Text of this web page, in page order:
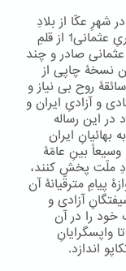
و سی سال پیش (۱۸۷۵م) در شهرِ عکّا از بلادِ
فلسطین٬ جزوِ مستملکاتِ آن روزیِ امپراطوریِ عثمانی1 از قلمِ
و عثمانی صادر و چند
نسخۀ چاپی از
که به سائقۀ روح بی نیاز و
و آزادیِ ایران و
این رساله
ایران
بینِ عامّۀ
ملّت پخش کنند،
پیامِ مترقّیانۀ آن
آزادی و
خود را در آن
واپسگرایانِ
اندازد.